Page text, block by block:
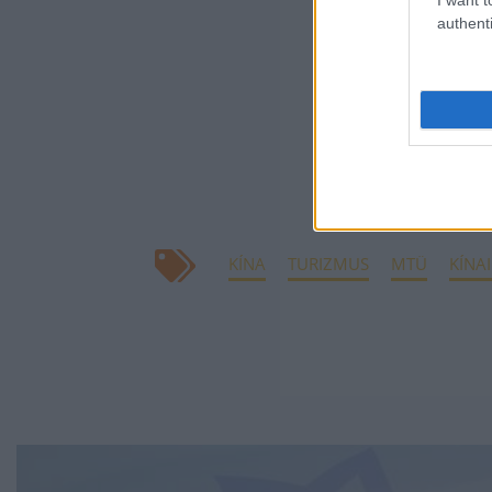
kincsünk, a
díjakra,
KÍNA TURIZMUS MTÜ